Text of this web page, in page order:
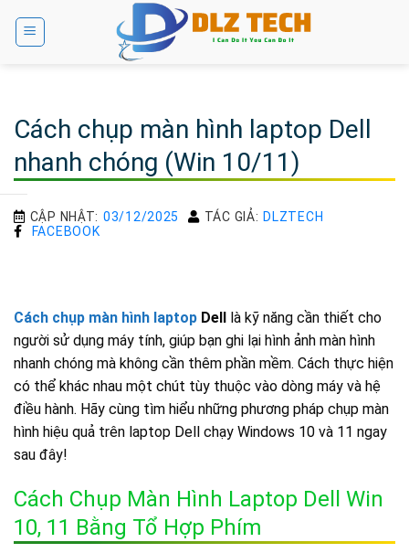
Cách chụp màn hình laptop Dell
nhanh chóng (Win 10/11)
CẬP NHẬT: 03/12/2025 TÁC GIẢ: DLZTECH
FACEBOOK
Cách chụp màn hình laptop Dell là kỹ năng cần thiết cho
người sử dụng máy tính, giúp bạn ghi lại hình ảnh màn hình
nhanh chóng mà không cần thêm phần mềm. Cách thực hiện
có thể khác nhau một chút tùy thuộc vào dòng máy và hệ
điều hành. Hãy cùng tìm hiểu những phương pháp chụp màn
hình hiệu quả trên laptop Dell chạy Windows 10 và 11 ngay
sau đây!
Cách Chụp Màn Hình Laptop Dell Win
10, 11 Bằng Tổ Hợp Phím